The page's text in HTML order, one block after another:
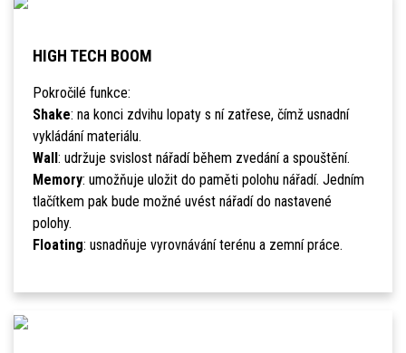
HIGH TECH BOOM
Pokročilé funkce:
Shake: na konci zdvihu lopaty s ní zatřese, čímž usnadní
vykládání materiálu.
Wall : udržuje svislost nářadí během zvedání a spouštění.
Memory: umožňuje uložit do paměti polohu nářadí. Jedním
tlačítkem pak bude možné uvést nářadí do nastavené
polohy.
Floating: usnadňuje vyrovnávání terénu a zemní práce.